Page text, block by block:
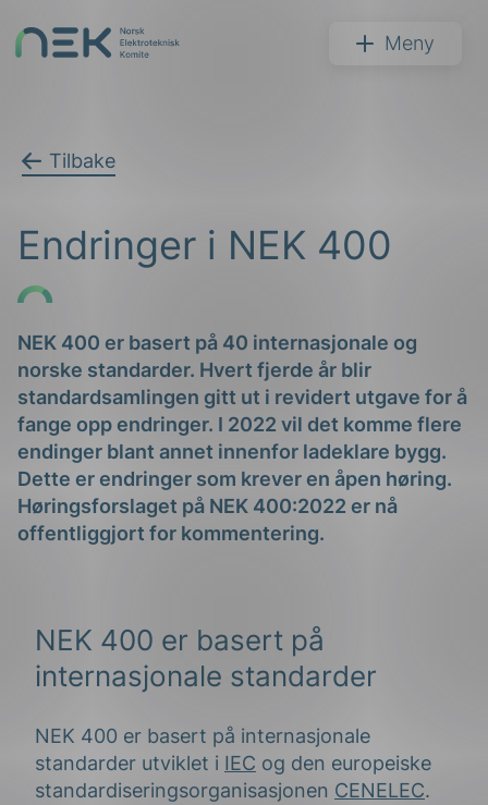
NEK Meny
Tilbake
Endringer i NEK 400
NEK 400 er basert på 40 internasjonale og
norske standarder. Hvert fjerde år blir
standardsamlingen gitt ut i revidert utgave for å
fange opp endringer. I 2022 vil det komme flere
endinger blant annet innenfor ladeklare bygg.
Dette er endringer som krever en åpen høring.
Høringsforslaget på NEK 400:2022 er nå
offentliggjort for kommentering.
NEK 400 er basert på
internasjonale standarder
NEK 400 er basert på internasjonale
standarder utviklet i IEC og den europeiske
standardiseringsorganisasjonen CENELEC.